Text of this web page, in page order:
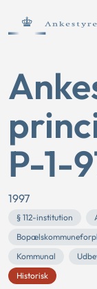
P-1-
1997
§ 112-institution
Kommunal
Historisk